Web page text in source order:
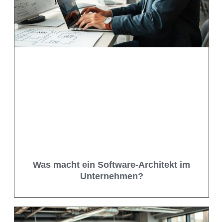
Was macht ein Software-Architekt im
Unternehmen?